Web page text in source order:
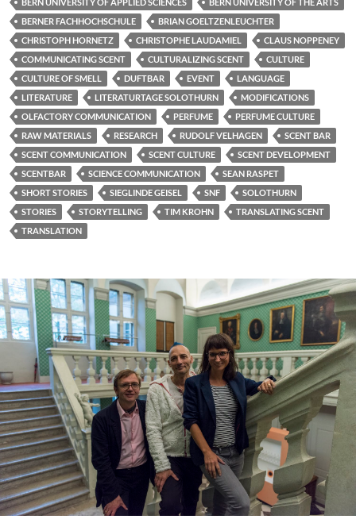
BERNER FACHHOCHSCHULE
BRIAN GOELTZENLEUCHTER
CHRISTOPH HORNETZ
CHRISTOPHE LAUDAMIEL
CLAUS NOPPENEY
COMMUNICATING SCENT
CULTURALIZING SCENT
CULTURE
CULTURE OF SMELL
DUFTBAR EVENT
LANGUAGE
LITERATURE
LITERATURTAGE SOLOTHURN
MODIFICATIONS
OLFACTORY COMMUNICATION
PERFUME
PERFUME CULTURE
RAW MATERIALS
RESEARCH RUDOLF VELHAGEN
SCENT BAR
SCENT COMMUNICATION
SCENT CULTURE
SCENT DEVELOPMENT
SCENTBAR
SCIENCE COMMUNICATION
SEAN RASPET
SHORT STORIES
SIEGLINDE GEISEL SNF
SOLOTHURN
STORIES
STORYTELLING TIM KROHN
TRANSLATING SCENT
TRANSLATION